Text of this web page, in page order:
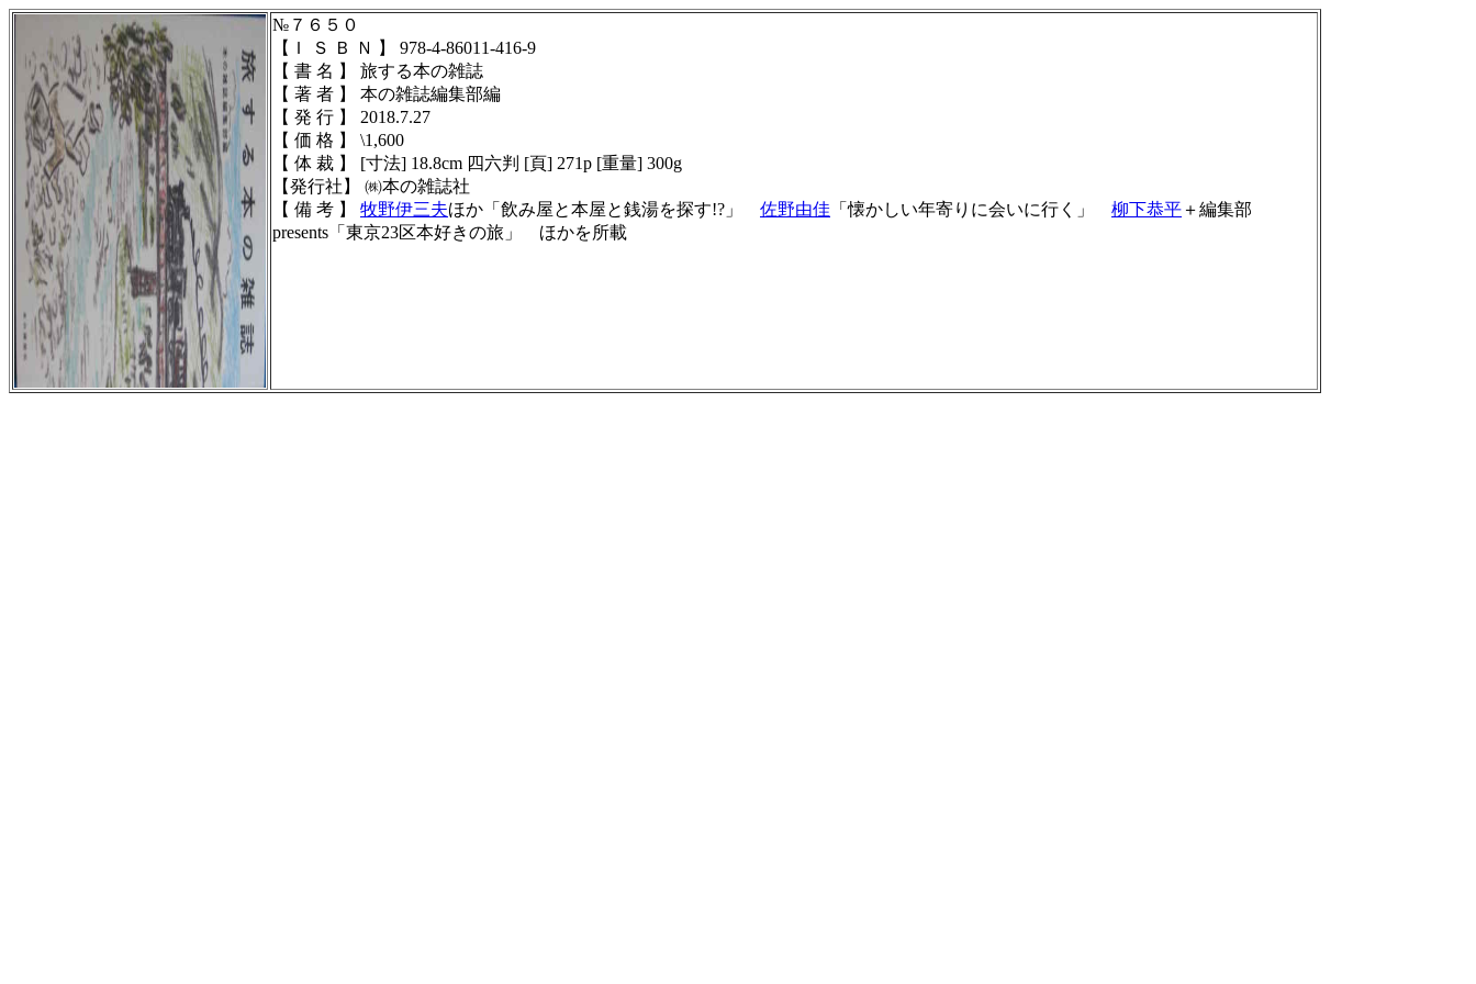
№７６５０
【Ｉ Ｓ Ｂ Ｎ 】 978-4-86011-416-9
【 書 名 】 旅する本の雑誌
【 著 者 】 本の雑誌編集部編
【 発 行 】 2018.7.27
【 価 格 】 \1,600
【 体 裁 】 [寸法] 18.8cm 四六判 [頁] 271p [重量] 300g
【発行社】 ㈱本の雑誌社
【 備 考 】 牧野伊三夫ほか「飲み屋と本屋と銭湯を探す!?」 佐野由佳 「懐かしい年寄りに会いに行く」 柳下恭平＋編集部
presents「東京23区本好きの旅」 ほかを所載